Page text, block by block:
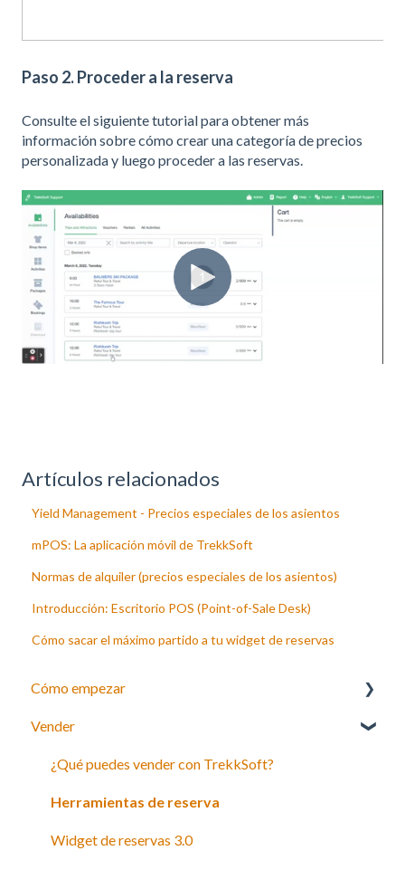
Paso 2. Proceder a la reserva
Consulte el siguiente tutorial para obtener más
información sobre cómo crear una categoría de precios
personalizada y luego proceder a las reservas.
Artículos relacionados
Yield Management - Precios especiales de los asientos
mPOS: La aplicación móvil de TrekkSoft
Normas de alquiler (precios especiales de los asientos)
Introducción: Escritorio POS (Point-of-Sale Desk)
Cómo sacar el máximo partido a tu widget de reservas
Cómo empezar
Su inventario
Payyo
Configuración
Vender
¿Qué puedes vender con TrekkSoft?
Herramientas de reserva
Widget de reservas 3.0